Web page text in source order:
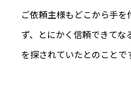
ご依頼主様もどこから手
ず、とにかく信頼できて
を探されていたとのことで